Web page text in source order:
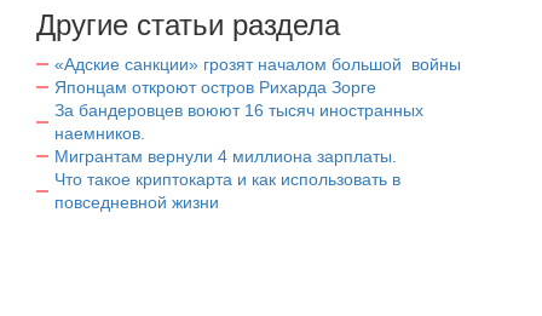
Другие статьи раздела
«Адские санкции» грозят началом большой войны
Японцам откроют остров Рихарда Зорге
За бандеровцев воюют 16 тысяч иностранных
наемников.
Мигрантам вернули 4 миллиона зарплаты.
Что такое криптокарта и как использовать в
повседневной жизни